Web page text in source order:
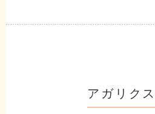
アガリク